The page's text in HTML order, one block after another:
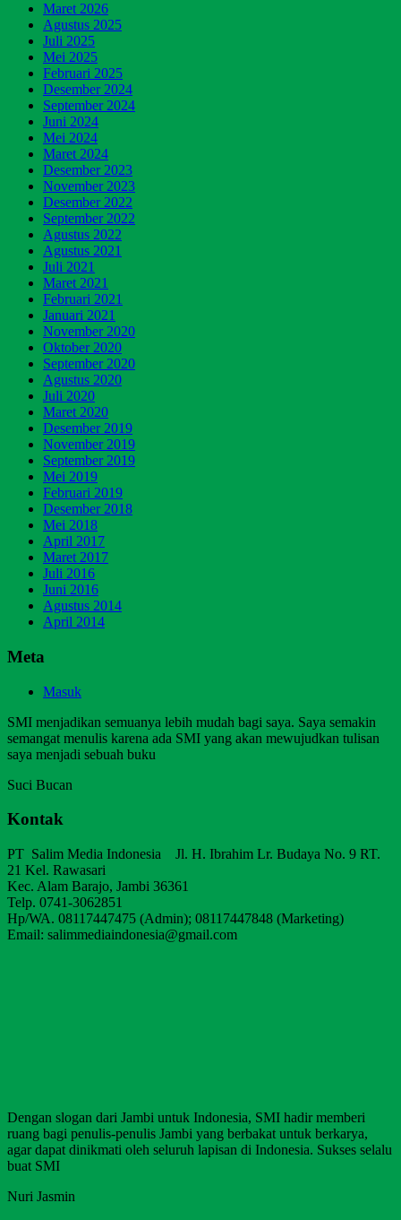
Maret 2026
Agustus 2025
Juli 2025
Mei 2025
Februari 2025
Desember 2024
September 2024
Juni 2024
Mei 2024
Maret 2024
Desember 2023
November 2023
Desember 2022
September 2022
Agustus 2022
Agustus 2021
Juli 2021
Maret 2021
Februari 2021
Januari 2021
November 2020
Oktober 2020
September 2020
Agustus 2020
Juli 2020
Maret 2020
Desember 2019
November 2019
September 2019
Mei 2019
Februari 2019
Desember 2018
Mei 2018
April 2017
Maret 2017
Juli 2016
Juni 2016
Agustus 2014
April 2014
Meta
Masuk
SMI menjadikan semuanya lebih mudah bagi saya. Saya semakin
semangat menulis karena ada SMI yang akan mewujudkan tulisan
saya menjadi sebuah buku
Suci Bucan
Kontak
PT Salim Media Indonesia Jl. H. Ibrahim Lr. Budaya No. 9 RT.
21 Kel. Rawasari
Kec. Alam Barajo, Jambi 36361
Telp. 0741-3062851
Hp/WA. 08117447475 (Admin); 08117447848 (Marketing)
Email: salimmediaindonesia@gmail.com
Dengan slogan dari Jambi untuk Indonesia, SMI hadir memberi
ruang bagi penulis-penulis Jambi yang berbakat untuk berkarya,
agar dapat dinikmati oleh seluruh lapisan di Indonesia. Sukses selalu
buat SMI
Nuri Jasmin